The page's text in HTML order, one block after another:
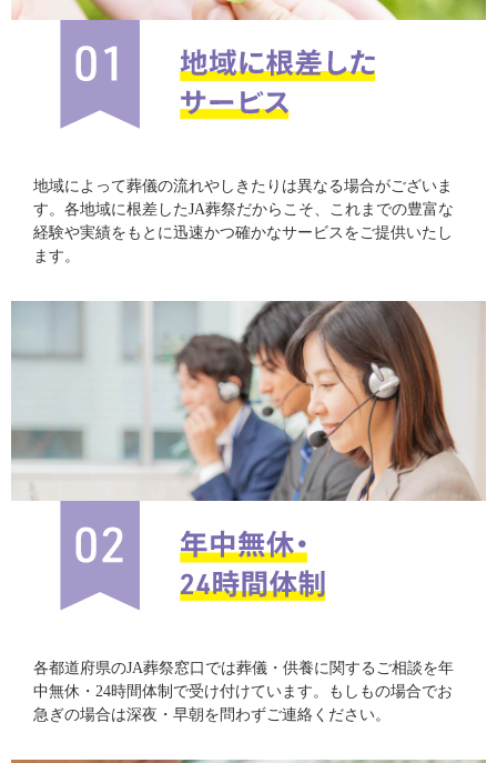
地域によって葬儀の流れやしきたりは異なる場合がございま
す。各地域に根差したJA葬祭だからこそ、これまでの豊富な
経験や実績をもとに迅速かつ確かなサービスをご提供いたし
ます。
各都道府県のJA葬祭窓口では葬儀・供養に関するご相談を年
中無休・24時間体制で受け付けています。もしもの場合でお
急ぎの場合は深夜・早朝を問わずご連絡ください。